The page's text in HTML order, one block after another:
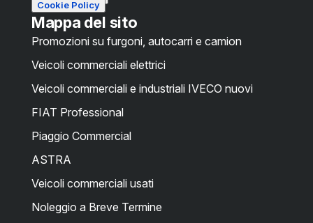
Cookie Policy
Mappa del sito
Promozioni su furgoni, autocarri e camion
Veicoli commerciali elettrici
Veicoli commerciali e industriali IVECO nuovi
FIAT Professional
Piaggio Commercial
ASTRA
Veicoli commerciali usati
Noleggio a Breve Termine